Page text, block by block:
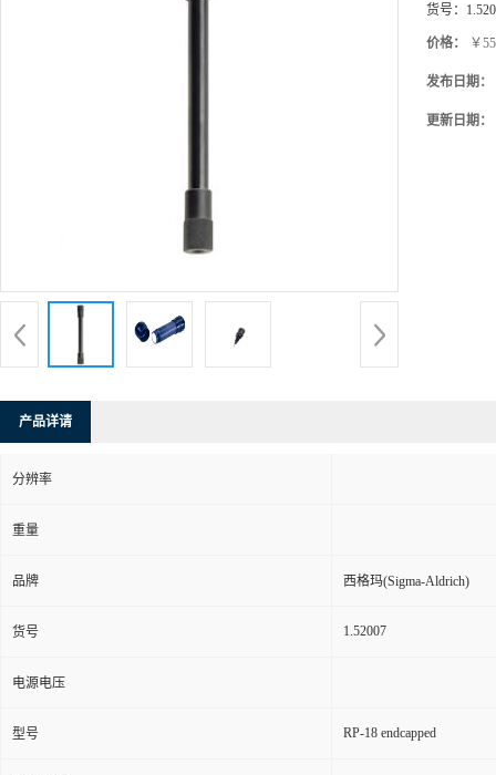
货号：
价格： ￥
发布日期：
更新日期：
产品详请
分辨率
重量
品牌 西格玛(Sigma-Aldrich)
货号 1.52007
电源电压
型号 RP-18 endcapped